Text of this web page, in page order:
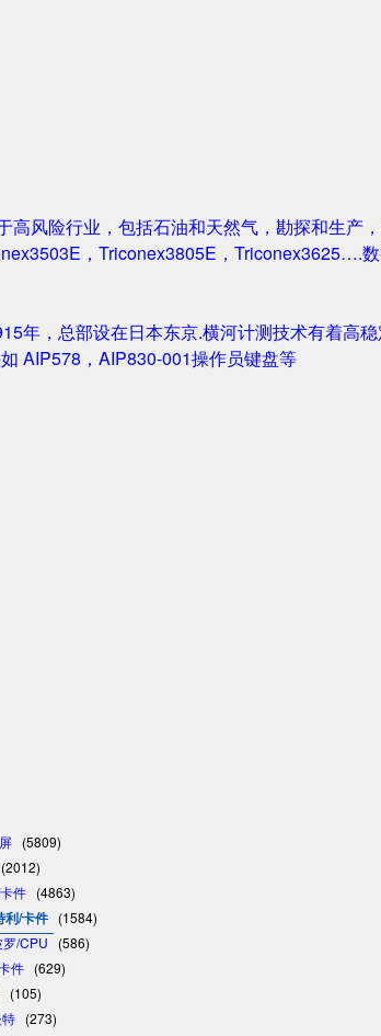
高风险行业，包括石油和天然气，勘探和生产
，Triconex3805E，Triconex3625….
年，总部设在日本东京.横河计测技术有着高
AIP578，AIP830-001操作员键盘等
(5809)
(2012)
件 (4863)
/卡件 (1584)
罗/CPU
(586)
件 (629)
(105)
(273)